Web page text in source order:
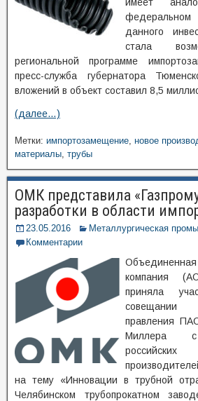
федеральном
данного
стала
региональной программе
пресс-служба губернатора
вложений в объект составил 8,5
(далее…)
Метки: импортозамещение, новое
материалы, трубы
ОМК представила
разработки в области
23.05.2016
Металлургическая
Комментарии
компания
приняла
правления
Миллера с
на тему «Инновации в трубной
Челябинском трубопрокатном